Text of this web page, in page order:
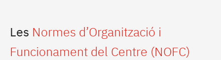
Les Normes d’Organització i
Funcionament del Centre (NOFC)